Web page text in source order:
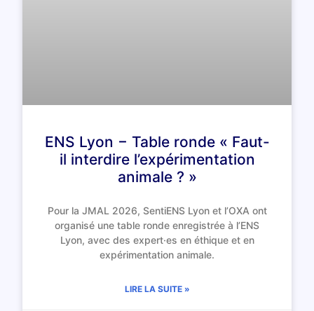
ENS Lyon − Table ronde « Faut-
il interdire l’expérimentation
animale ? »
Pour la JMAL 2026, SentiENS Lyon et l’OXA ont
organisé une table ronde enregistrée à l’ENS
Lyon, avec des expert·es en éthique et en
expérimentation animale.
LIRE LA SUITE »